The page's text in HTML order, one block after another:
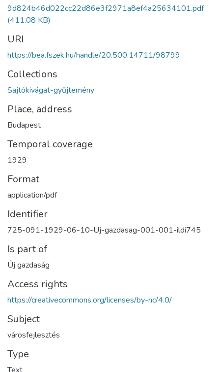
9d824b46d022cc22d86e3f2971a8ef4a25634101.pdf
(411.08 KB)
URI
https://bea.fszek.hu/handle/20.500.14711/98799
Collections
Sajtókivágat-gyűjtemény
Place, address
Budapest
Temporal coverage
1929
Format
application/pdf
Identifier
725-091-1929-06-10-Uj-gazdasag-001-001-ildi745
Is part of
Új gazdaság
Access rights
https://creativecommons.org/licenses/by-nc/4.0/
Subject
városfejlesztés
Type